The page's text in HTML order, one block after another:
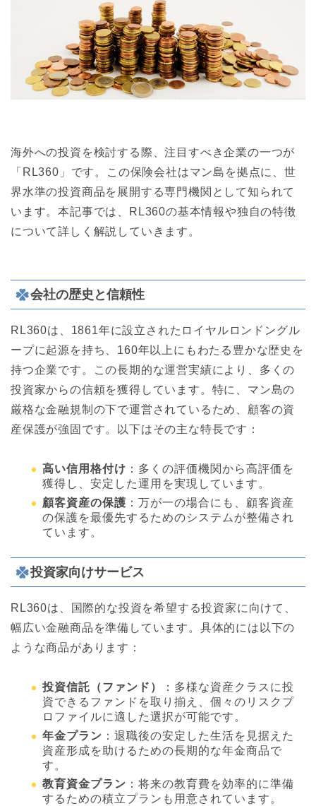
海外への投資を検討する際、注目すべき企業の一つが
「RL360」です。この保険会社はマン島を拠点に、世
界水準の投資商品を展開する専門機関として知られて
います。本記事では、RL360の基本情報や独自の特徴
について詳しく解説していきます。
会社の歴史と信頼性
RL360は、1861年に設立されたロイヤルロンドングル
ープに起源を持ち、160年以上にもわたる豊かな歴史を
持つ企業です。この長期的な運営実績により、多くの
投資家からの信頼を獲得しています。特に、マン島の
厳格な金融規制の下で運営されているため、顧客の資
産保護が強固です。以下はその主な特長です：
高い信用格付け ：多くの評価機関から高評価を
獲得し、安定した運用を実現しています。
顧客資産の保護 ：万が一の場合にも、顧客資産
の保護を最優先するためのシステムが整備され
ています。
投資家向けサービス
RL360は、国際的な投資を希望する投資家に向けて、
幅広い金融商品を準備しています。具体的には以下の
ような商品があります：
投資信託（ファンド）
：多様な資産クラスに投
資できるファンドを取り揃え、個々のリスクプ
ロファイルに適した選択が可能です。
年金プラン ：退職後の安定した生活を見据えた
資産形成を助けるための長期的な年金商品で
す。
教育資金プラン ：将来の教育費を効率的に準備
するための積立プランも用意されています。